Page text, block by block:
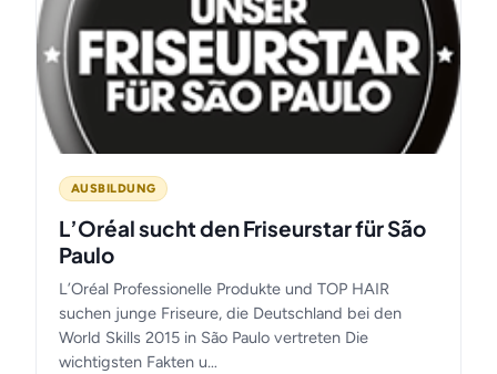
AUSBILDUNG
L’Oréal sucht den Friseurstar für São
Paulo
L’Oréal Professionelle Produkte und TOP HAIR
suchen junge Friseure, die Deutschland bei den
World Skills 2015 in São Paulo vertreten Die
wichtigsten Fakten u…